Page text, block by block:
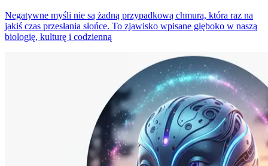
Negatywne myśli nie są żadną przypadkową chmurą, która raz na
jakiś czas przesłania słońce. To zjawisko wpisane głęboko w naszą
biologię, kulturę i codzienną